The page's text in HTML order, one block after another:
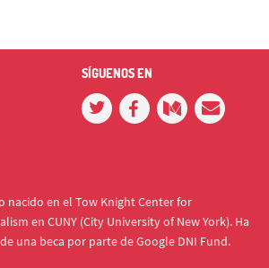
SÍGUENOS EN
nacido en el Tow Knight Center for
en CUNY (City University of New York). Ha
una beca por parte de Google DNI Fund.